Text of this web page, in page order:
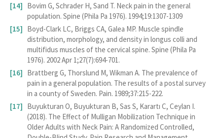
Bovim G, Schrader H, Sand T. Neck pain in the general
population. Spine (Phila Pa 1976). 1994;19:1307-1309
Boyd-Clark LC, Briggs CA, Galea MP. Muscle spindle
distribution, morphology, and density in longus colli and
multifidus muscles of the cervical spine. Spine (Phila Pa
1976). 2002 Apr 1;27(7):694-701.
Brattberg G, Thorslund M, Wikman A. The prevalence of
pain in a general population. The results of a postal survey
in a county of Sweden. Pain. 1989;37:215-222.
Buyukturan O, Buyukturan B, Sas S, Karartı C, Ceylan I.
(2018). The Effect of Mulligan Mobilization Technique in
Older Adults with Neck Pain: A Randomized Controlled,